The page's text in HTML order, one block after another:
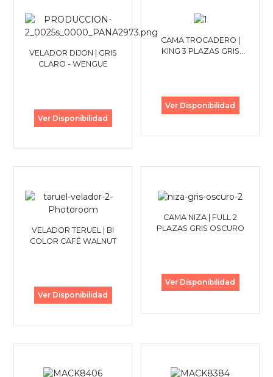
VELADOR DIJON | GRIS
CLARO - WENGUE
Ver Disponibilidad
CAMA TROCADERO |
KING 3 PLAZAS GRIS
Ver Disponibilidad
VELADOR TERUEL | BI
COLOR CAFÉ WALNUT
Ver Disponibilidad
CAMA NIZA | FULL 2
PLAZAS GRIS OSCURO
Ver Disponibilidad